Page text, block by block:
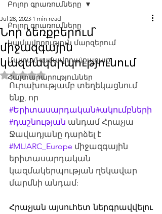
Բոլոր գրառումները
Կամավորություն մարզերում
Մայրա(Կամավորա)քաղաք
Հայտարարություններ
Բոլոր գրառումները
Նոր ձեռքբերում՝
միջազգային
կազմակերպությունում
Jul 28, 2023 1 min read
Rated ՈչԹ out of 5 stars.
Ուրախությամբ տեղեկացնում
ենք, որ
#Երիտասարդական#ակումբների
#դաշնության անդամ Հրաչյա
Ջավադյանը դարձել է
#MIJARC_Europe միջազգային
երիտասարդական
կազմակերպության ղեկավար
մարմնի անդամ:
Հրաչյան այսուհետ ներգրավվելու